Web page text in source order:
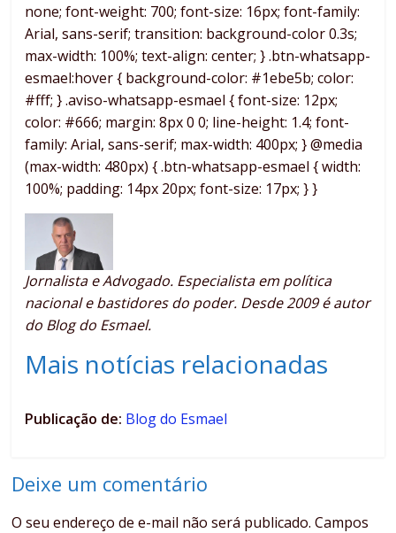
none; font-weight: 700; font-size: 16px; font-family:
Arial, sans-serif; transition: background-color 0.3s;
max-width: 100%; text-align: center; } .btn-whatsapp-
esmael:hover { background-color: #1ebe5b; color:
#fff; } .aviso-whatsapp-esmael { font-size: 12px;
color: #666; margin: 8px 0 0; line-height: 1.4; font-
family: Arial, sans-serif; max-width: 400px; } @media
(max-width: 480px) { .btn-whatsapp-esmael { width:
100%; padding: 14px 20px; font-size: 17px; } }
Jornalista e Advogado. Especialista em política
nacional e bastidores do poder. Desde 2009 é autor
do Blog do Esmael.
Mais notícias relacionadas
Publicação de: Blog do Esmael
Deixe um comentário
O seu endereço de e-mail não será publicado. Campos